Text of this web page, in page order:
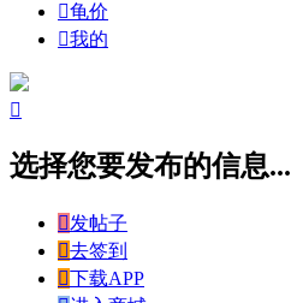
龟价
我的

选择您要发布的信息...
发帖子
去签到
下载APP